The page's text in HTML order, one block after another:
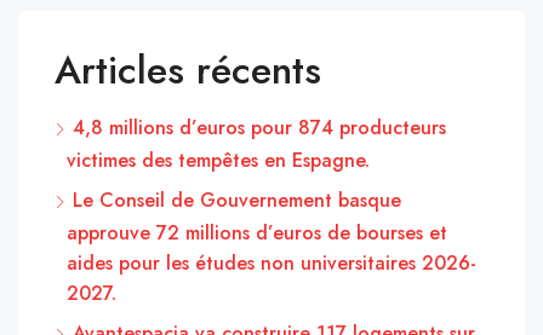
Articles récents
4,8 millions d’euros pour 874 producteurs
victimes des tempêtes en Espagne.
Le Conseil de Gouvernement basque
approuve 72 millions d’euros de bourses et
aides pour les études non universitaires 2026-
2027.